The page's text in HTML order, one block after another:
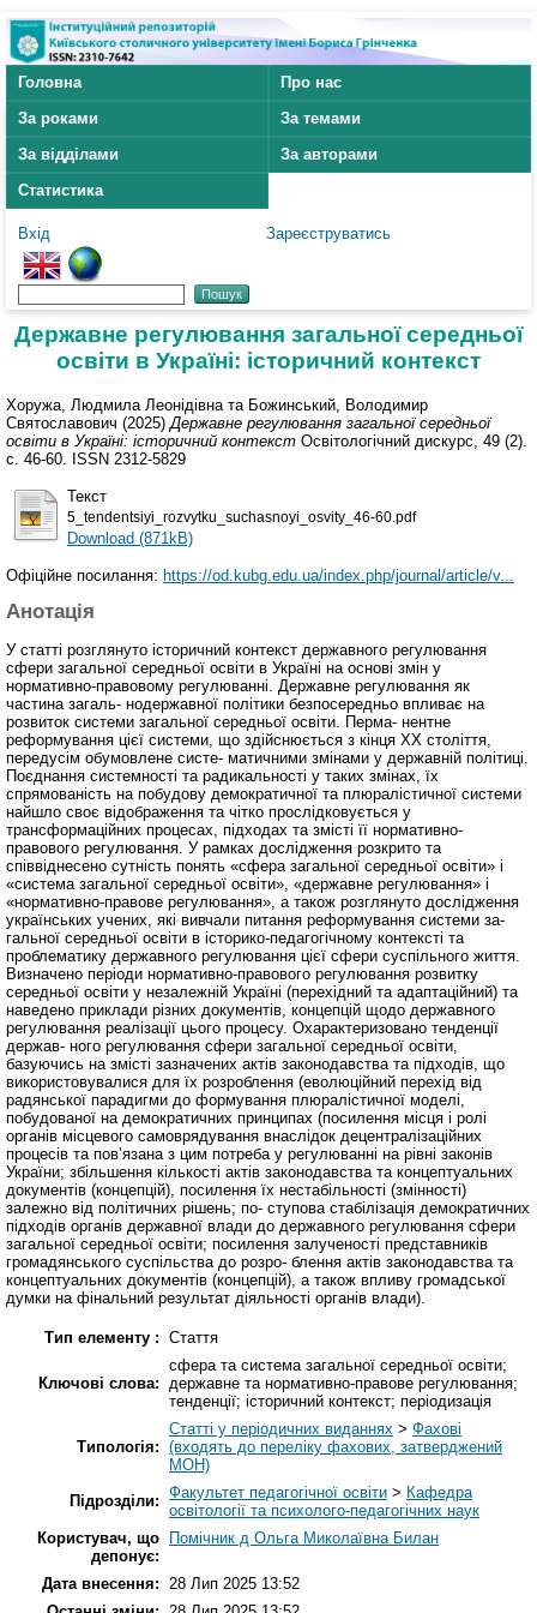
Головна
Про нас
За роками
За темами
За відділами
За авторами
Статистика
Вхід Зареєструватись
Державне регулювання загальної середньої
освіти в Україні: історичний контекст
Хоружа, Людмила Леонідівна та Божинський, Володимир
Святославович (2025) Державне регулювання загальної середньої
освіти в Україні: історичний контекст Освітологічний дискурс, 49 (2).
с. 46-60. ISSN 2312-5829
Текст
5_tendentsiyi_rozvytku_suchasnoyi_osvity_46-60.pdf
Download (871kB)
Офіційне посилання: https://od.kubg.edu.ua/index.php/journal/article/v...
Анотація
У статті розглянуто історичний контекст державного регулювання
сфери загальної середньої освіти в Україні на основі змін у
нормативно-правовому регулюванні. Державне регулювання як
частина загаль- нодержавної політики безпосередньо впливає на
розвиток системи загальної середньої освіти. Перма- нентне
реформування цієї системи, що здійснюється з кінця XX століття,
передусім обумовлене систе- матичними змінами у державній політиці.
Поєднання системності та радикальності у таких змінах, їх
спрямованість на побудову демократичної та плюралістичної системи
найшло своє відображення та чітко прослідковується у
трансформаційних процесах, підходах та змісті її нормативно-
правового регулювання. У рамках дослідження розкрито та
співвіднесено сутність понять «сфера загальної середньої освіти» і
«система загальної середньої освіти», «державне регулювання» і
«нормативно-правове регулювання», а також розглянуто дослідження
українських учених, які вивчали питання реформування системи за-
гальної середньої освіти в історико-педагогічному контексті та
проблематику державного регулювання цієї сфери суспільного життя.
Визначено періоди нормативно-правового регулювання розвитку
середньої освіти у незалежній Україні (перехідний та адаптаційний) та
наведено приклади різних документів, концепцій щодо державного
регулювання реалізації цього процесу. Охарактеризовано тенденції
держав- ного регулювання сфери загальної середньої освіти,
базуючись на змісті зазначених актів законодавства та підходів, що
використовувалися для їх розроблення (еволюційний перехід від
радянської парадигми до формування плюралістичної моделі,
побудованої на демократичних принципах (посилення місця і ролі
органів місцевого самоврядування внаслідок децентралізаційних
процесів та пов’язана з цим потреба у регулюванні на рівні законів
України; збільшення кількості актів законодавства та концептуальних
документів (концепцій), посилення їх нестабільності (змінності)
залежно від політичних рішень; по- ступова стабілізація демократичних
підходів органів державної влади до державного регулювання сфери
загальної середньої освіти; посилення залученості представників
громадянського суспільства до розро- блення актів законодавства та
концептуальних документів (концепцій), а також впливу громадської
думки на фінальний результат діяльності органів влади).
Тип елементу : Стаття
Ключові слова:
сфера та система загальної середньої освіти;
державне та нормативно-правове регулювання;
тенденції; історичний контекст; періодизація
Типологія:
Статті у періодичних виданнях > Фахові
(входять до переліку фахових, затверджений
МОН)
Підрозділи: Факультет педагогічної освіти > Кафедра
освітології та психолого-педагогічних наук
Користувач, що
депонує:
Помічник д Ольга Миколаївна Билан
Дата внесення: 28 Лип 2025 13:52